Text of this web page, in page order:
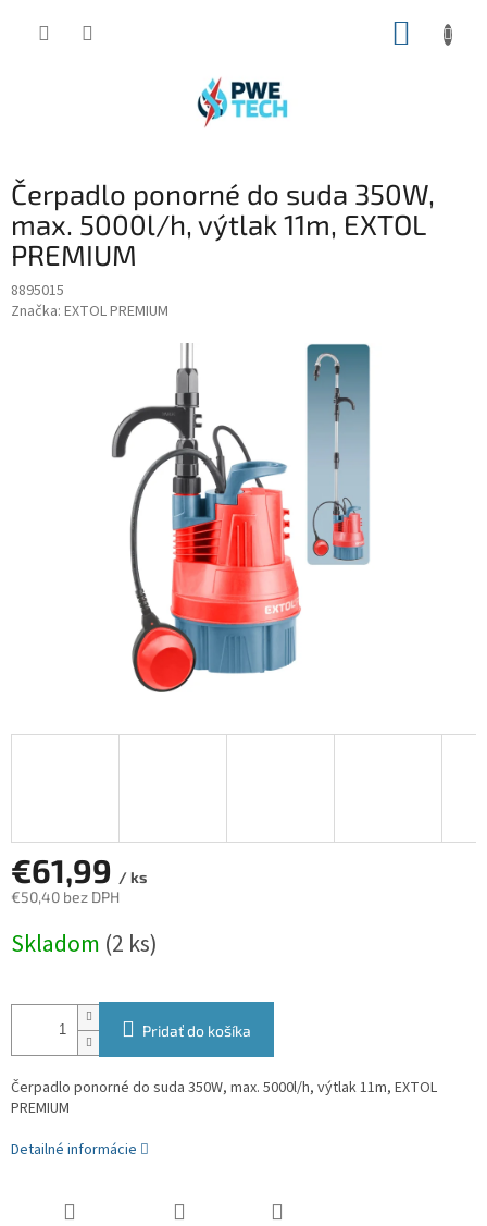
Čerpadlo ponorné do suda 350W,
max. 5000l/h, výtlak 11m, EXTOL
PREMIUM
8895015
Značka: EXTOL PREMIUM
€61,99 / ks
€50,40 bez DPH
cena:
Skladom (2 ks)
Pridať do košíka
Čerpadlo ponorné do suda 350W, max. 5000l/h, výtlak 11m, EXTOL
PREMIUM
Detailné informácie